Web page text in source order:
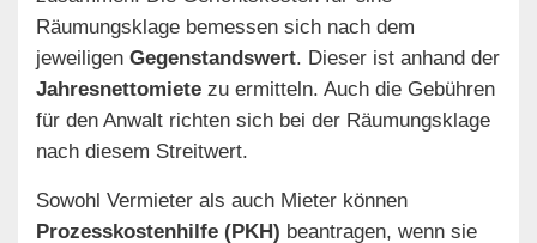
Räumungsklage bemessen sich nach dem
jeweiligen Gegenstandswert. Dieser ist anhand der
Jahresnettomiete zu ermitteln. Auch die Gebühren
für den Anwalt richten sich bei der Räumungsklage
nach diesem Streitwert.
Sowohl Vermieter als auch Mieter können
Prozesskostenhilfe (PKH) beantragen, wenn sie